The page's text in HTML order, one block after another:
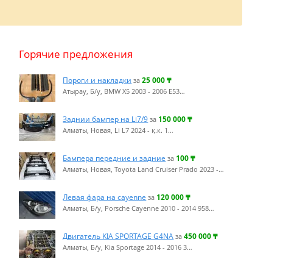
Горячие предложения
Пороги и накладки за25 000₸
Атырау, Б/у, BMW X5 2003 - 2006 E53…
Заднии бампер на Li7/9 за 150 000₸
Алматы, Новая, Li L7 2024 - қ.к. 1…
Бампера передние и задние за 100₸
Алматы, Новая, Toyota Land Cruiser Prado 2023 -…
Левая фара на cayenne за 120 000₸
Алматы, Б/у, Porsche Cayenne 2010 - 2014 958…
Двигатель KIA SPORTAGE G4NA за450 000₸
Алматы, Б/у, Kia Sportage 2014 - 2016 3…